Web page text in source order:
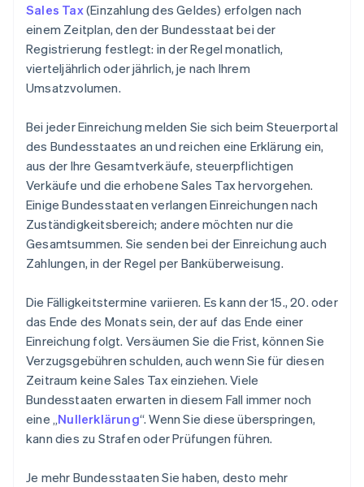
Sales Tax(Einzahlung des Geldes) erfolgen nach
einem Zeitplan, den der Bundesstaat bei der
Registrierung festlegt: in der Regel monatlich,
vierteljährlich oder jährlich, je nach Ihrem
Umsatzvolumen.
Bei jeder Einreichung melden Sie sich beim Steuerportal
des Bundesstaates an und reichen eine Erklärung ein,
aus der Ihre Gesamtverkäufe, steuerpflichtigen
Verkäufe und die erhobene Sales Tax hervorgehen.
Einige Bundesstaaten verlangen Einreichungen nach
Zuständigkeitsbereich; andere möchten nur die
Gesamtsummen. Sie senden bei der Einreichung auch
Zahlungen, in der Regel per Banküberweisung.
Die Fälligkeitstermine variieren. Es kann der 15., 20. oder
das Ende des Monats sein, der auf das Ende einer
Einreichung folgt. Versäumen Sie die Frist, können Sie
Verzugsgebühren schulden, auch wenn Sie für diesen
Zeitraum keine Sales Tax einziehen. Viele
Bundesstaaten erwarten in diesem Fall immer noch
eine „Nullerklärung“. Wenn Sie diese überspringen,
kann dies zu Strafen oder Prüfungen führen.
Je mehr Bundesstaaten Sie haben, desto mehr